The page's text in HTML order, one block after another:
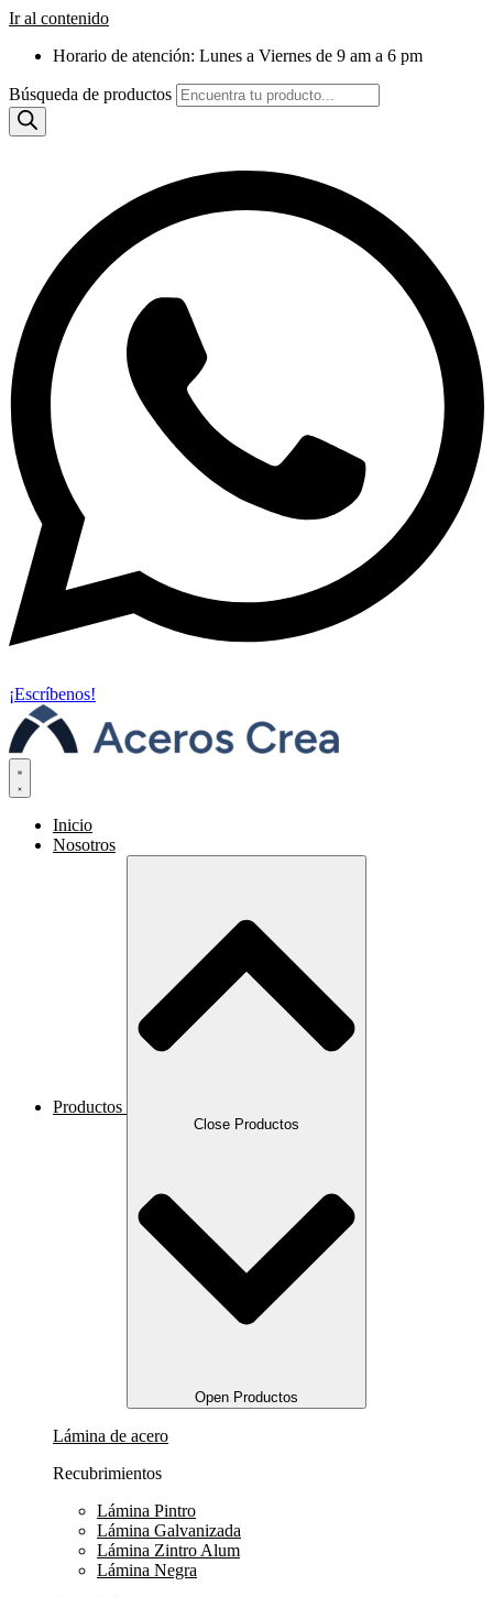
Ir al contenido
Horario de atención: Lunes a Viernes de 9 am a 6 pm
Búsqueda de productos
¡Escríbenos!
Inicio
Nosotros
Productos
Close Productos
Open Productos
Lámina de acero
Recubrimientos
Lámina Pintro
Lámina Galvanizada
Lámina Zintro Alum
Lámina Negra